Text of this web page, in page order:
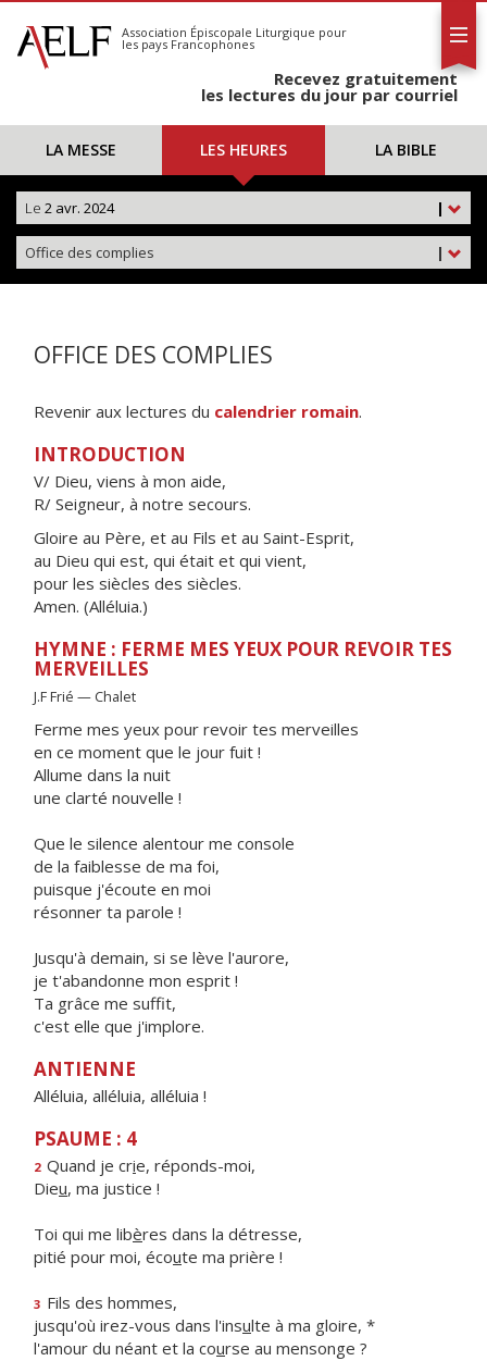
S'abonner
Calendrier
Association Épiscopale Liturgique pour
les pays Francophones
Recevez gratuitement
les lectures du jour par courriel
LA MESSE LES HEURES LA BIBLE
|
Le 2 avr. 2024
|
Office des complies
OFFICE DES COMPLIES
Revenir aux lectures du calendrier romain.
INTRODUCTION
V/ Dieu, viens à mon aide,
R/ Seigneur, à notre secours.
Gloire au Père, et au Fils et au Saint-Esprit,
au Dieu qui est, qui était et qui vient,
pour les siècles des siècles.
Amen. (Alléluia.)
HYMNE : FERME MES YEUX POUR REVOIR TES
MERVEILLES
J.F Frié — Chalet
Ferme mes yeux pour revoir tes merveilles
en ce moment que le jour fuit !
Allume dans la nuit
une clarté nouvelle !
Que le silence alentour me console
de la faiblesse de ma foi,
puisque j'écoute en moi
résonner ta parole !
Jusqu'à demain, si se lève l'aurore,
je t'abandonne mon esprit !
Ta grâce me suffit,
c'est elle que j'implore.
ANTIENNE
Alléluia, alléluia, alléluia !
PSAUME : 4
2 Quand je crie, réponds-moi,
Dieu, ma justice !
Toi qui me libères dans la détresse,
pitié pour moi, écoute ma prière !
3 Fils des hommes,
jusqu'où irez-vous dans l'insulte à ma gloire, *
l'amour du néant et la course au mensonge ?